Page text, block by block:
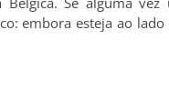
embora esteja ao